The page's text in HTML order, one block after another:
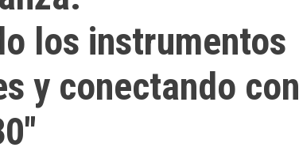
los instrumentos
y conectando con